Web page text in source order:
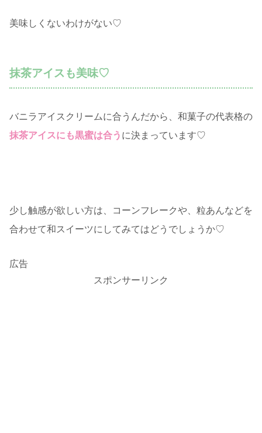
美味しくないわけがない♡
抹茶アイスも美味♡
バニラアイスクリームに合うんだから、和菓子の代表格の
抹茶アイスにも黒蜜は合う に決まっています♡
少し触感が欲しい方は、コーンフレークや、粒あんなどを
合わせて和スイーツにしてみてはどうでしょうか♡
広告
スポンサーリンク